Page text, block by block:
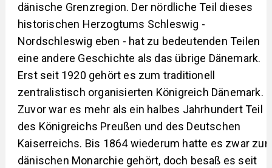
dänische Grenzregion. Der nördliche Teil dieses
historischen Herzogtums Schleswig -
Nordschleswig eben - hat zu bedeutenden Teilen
eine andere Geschichte als das übrige Dänemark.
Erst seit 1920 gehört es zum traditionell
zentralistisch organisierten Königreich Dänemark.
Zuvor war es mehr als ein halbes Jahrhundert Teil
des Königreichs Preußen und des Deutschen
Kaiserreichs. Bis 1864 wiederum hatte es zwar zur
dänischen Monarchie gehört, doch besaß es seit